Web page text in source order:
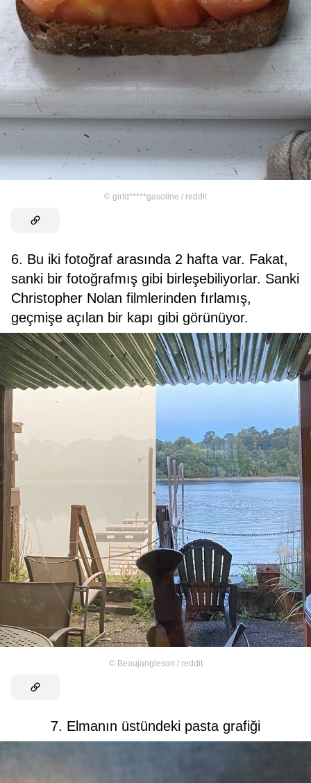
© girld*****gasoline / reddit
6. Bu iki fotoğraf arasında 2 hafta var. Fakat,
sanki bir fotoğrafmış gibi birleşebiliyorlar. Sanki
Christopher Nolan filmlerinden fırlamış,
geçmişe açılan bir kapı gibi görünüyor.
© Beaujangleson / reddit
7. Elmanın üstündeki pasta grafiği